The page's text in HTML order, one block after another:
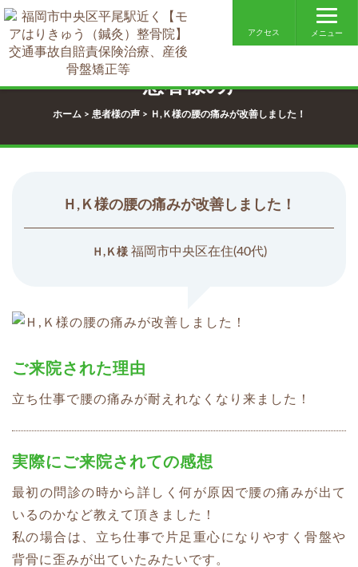
アクセス メニュー
患者様の声
ホーム > 患者様の声> Ｈ,Ｋ様の腰の痛みが改善しました！
Ｈ,Ｋ様の腰の痛みが改善しました！
Ｈ,Ｋ様 福岡市中央区在住(40代)
ご来院された理由
立ち仕事で腰の痛みが耐えれなくなり来ました！
実際にご来院されての感想
最初の問診の時から詳しく何が原因で腰の痛みが出て
いるのかなど教えて頂きました！
私の場合は、立ち仕事で片足重心になりやすく骨盤や
背骨に歪みが出ていたみたいです。